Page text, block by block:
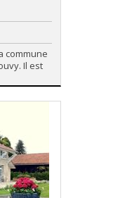
commune
Il est